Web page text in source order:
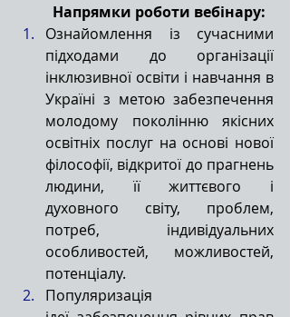
Напрямки роботи вебінару:
Ознайомлення із сучасними
підходами до організації
інклюзивної освіти і навчання в
Україні з метою забезпечення
молодому поколінню якісних
освітніх послуг на основі нової
філософії, відкритої до прагнень
людини, її життєвого і
духовного світу, проблем,
потреб, індивідуальних
особливостей, можливостей,
потенціалу.
Популяризація